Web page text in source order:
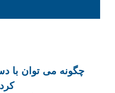
چگونه می توان با